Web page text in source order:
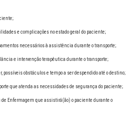
e complicações no estado geral do paciente;
necessários à assistência durante o transporte;
e intervenção terapêutica durante o transporte;
possíveis obstáculos e tempo a ser despendido até o destino;
que atenda as necessidades de segurança do paciente;
Enfermagem que assistirá(ão) o paciente durante o